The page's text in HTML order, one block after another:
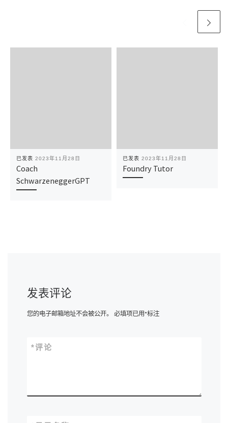
已发表 2023年11月28日
Coach
SchwarzeneggerGPT
已发表 2023年11月28日
Foundry Tutor
发表评论
您的电子邮箱地址不会被公开。 必填项已用*标注
评论
*